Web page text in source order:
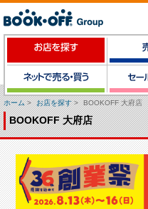
ホーム> お店を探す> BOOKOFF 大府店
BOOKOFF 大府店